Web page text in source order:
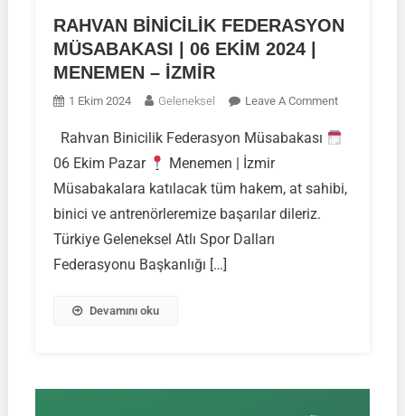
RAHVAN BİNİCİLİK FEDERASYON
MÜSABAKASI | 06 EKİM 2024 |
MENEMEN – İZMİR
1 Ekim 2024 Geleneksel Leave A CommentOn
BİNİCİLİK
Rahvan Binicilik Federasyon Müsabakası
06 Ekim Pazar
Menemen | İzmir
Müsabakalara katılacak tüm hakem, at sahibi,
binici ve antrenörleremize başarılar dileriz.
Türkiye Geleneksel Atlı Spor Dalları
Federasyonu Başkanlığı […]
Devamını oku